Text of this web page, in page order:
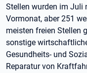
Stellen wurden im Juli
Vormonat, aber 251
meisten freien Stellen
sonstige
Gesundheits- und
Reparatur von